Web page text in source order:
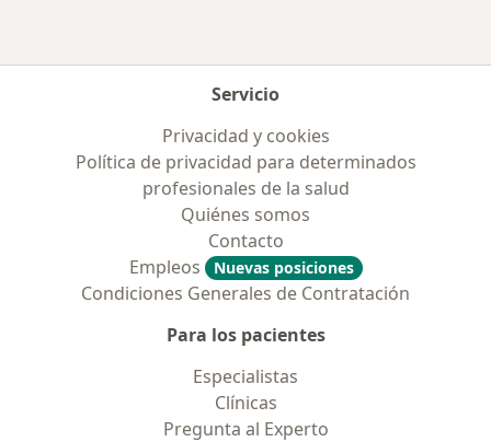
Servicio
Privacidad y cookies
Política de privacidad para determinados
profesionales de la salud
Quiénes somos
Contacto
Empleos
Nuevas posiciones
Condiciones Generales de Contratación
Para los pacientes
Especialistas
Clínicas
Pregunta al Experto